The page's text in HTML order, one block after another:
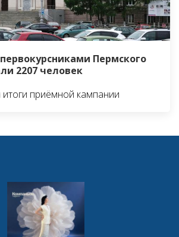
Пермского
2207 человек
итоги приёмной кампании